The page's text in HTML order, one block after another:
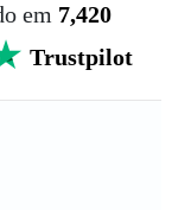
em 7,420
Trustpilot